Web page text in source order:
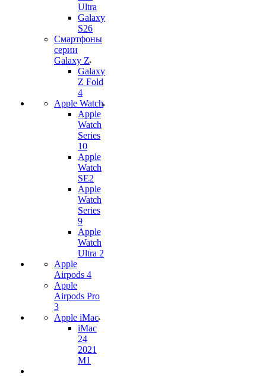
Ultra
Galaxy
S26
Смартфоны
серии
Galaxy Z
Galaxy
Z Fold
4
Apple Watch
Apple
Watch
Series
10
Apple
Watch
SE2
Apple
Watch
Series
9
Apple
Watch
Ultra 2
Apple
Airpods 4
Apple
Airpods Pro
3
Apple iMac
iMac
24
2021
M1